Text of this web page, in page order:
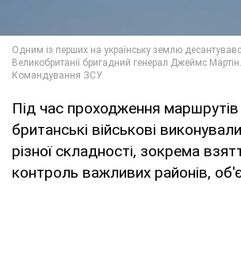
Під час проходження маршрутів
британські військові
різної складності, зокрема
контроль важливих районів,